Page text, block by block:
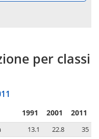
per classi
1991 2001 2011
13.1 22.8
35